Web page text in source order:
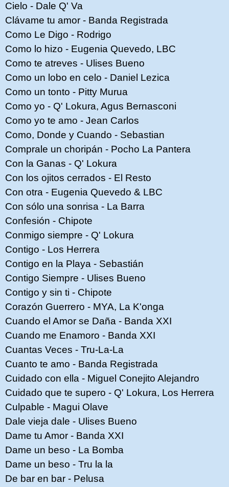
Cielo - Dale Q' Va
Clávame tu amor - Banda Registrada
Como Le Digo - Rodrigo
Como lo hizo - Eugenia Quevedo, LBC
Como te atreves - Ulises Bueno
Como un lobo en celo - Daniel Lezica
Como un tonto - Pitty Murua
Como yo - Q' Lokura, Agus Bernasconi
Como yo te amo - Jean Carlos
Como, Donde y Cuando - Sebastian
Comprale un choripán - Pocho La Pantera
Con la Ganas - Q' Lokura
Con los ojitos cerrados - El Resto
Con otra - Eugenia Quevedo & LBC
Con sólo una sonrisa - La Barra
Confesión - Chipote
Conmigo siempre - Q' Lokura
Contigo - Los Herrera
Contigo en la Playa - Sebastián
Contigo Siempre - Ulises Bueno
Contigo y sin ti - Chipote
Corazón Guerrero - MYA, La K'onga
Cuando el Amor se Daña - Banda XXI
Cuando me Enamoro - Banda XXI
Cuantas Veces - Tru-La-La
Cuanto te amo - Banda Registrada
Cuidado con ella - Miguel Conejito Alejandro
Cuidado que te supero - Q' Lokura, Los Herrera
Culpable - Magui Olave
Dale vieja dale - Ulises Bueno
Dame tu Amor - Banda XXI
Dame un beso - La Bomba
Dame un beso - Tru la la
De bar en bar - Pelusa